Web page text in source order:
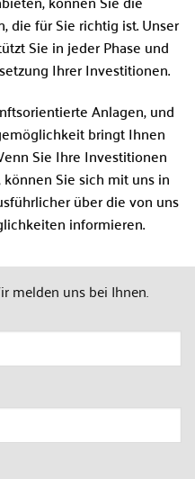
die für Sie richtig ist. Unser
Sie in jeder Phase und
Ihrer Investitionen.
Anlagen, und
bringt Ihnen
Sie Ihre Investitionen
Sie sich mit uns in
über die von uns
informieren.
melden uns bei Ihnen.